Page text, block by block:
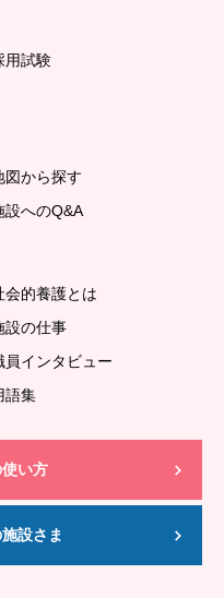
用試験
図から探す
設へのQ&A
会的養護とは
設の仕事
員インタビュー
語集
い方
設さま